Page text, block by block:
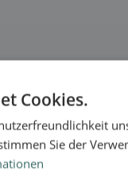
Cookies.
Sie der